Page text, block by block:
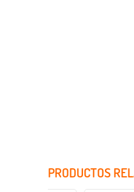
PRODUCTOS